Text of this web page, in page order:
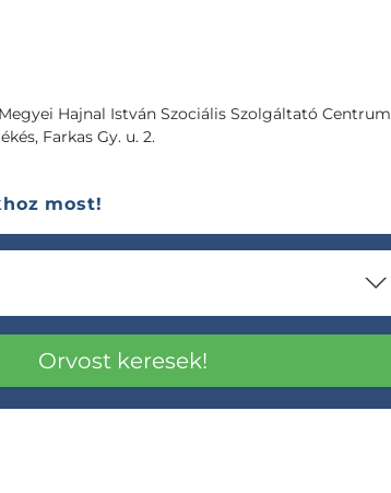
Hajnal István Szociális Szolgáltató Centrum
Farkas Gy. u. 2.
most!